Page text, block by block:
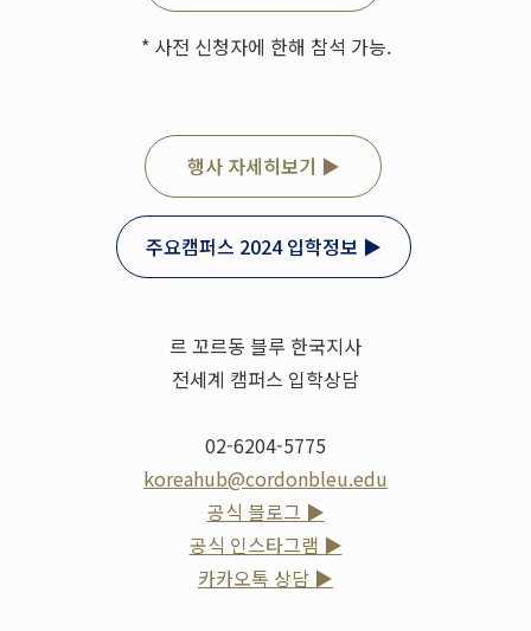
* 사전 신청자에 한해 참석 가능.
행사 자세히보기 ▶
주요캠퍼스 2024 입학정보 ▶
르 꼬르동 블루 한국지사
전세계 캠퍼스 입학상담
02-6204-5775
koreahub@cordonbleu.edu
공식 블로그 ▶
공식 인스타그램 ▶
카카오톡 상담 ▶